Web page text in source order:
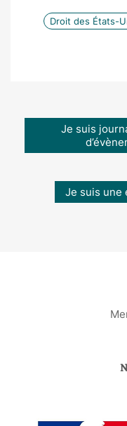
Droit des États-
Je suis
Je suis une